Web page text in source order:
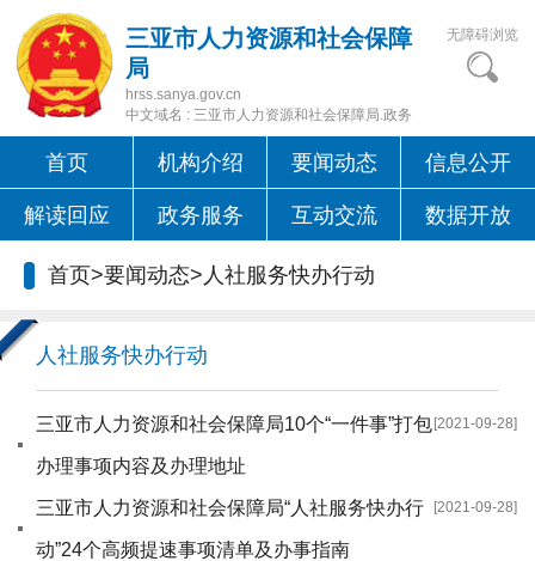
三亚市人力资源和社会保障
局
hrss.sanya.gov.cn
中文域名 : 三亚市人力资源和社会保障局.政务
无障碍浏览
首页 机构介绍 要闻动态 信息公开
解读回应 政务服务 互动交流 数据开放
首页>要闻动态> 人社服务快办行动
人社服务快办行动
[2021-09-28]
三亚市人力资源和社会保障局10个“一件事”打包
办理事项内容及办理地址
[2021-09-28]
三亚市人力资源和社会保障局“人社服务快办行
动”24个高频提速事项清单及办事指南